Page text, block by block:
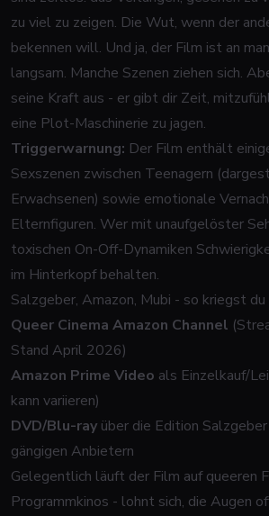
zu viel zu zeigen. Die Wut, wenn der
bekennen will. Und ja, der Film ist an
langsam. Manche Szenen ziehen sich.
seine Kraft aus - er gibt dir Zeit,
eine Plot-Maschinerie zu jagen.
Triggerwarnung: Der Film enthält
Sexszenen zwischen Teenagern
Erwachsenen) sowie emotionale
Elternfiguren. Wer mit unaufgelöster
toxischen On-Off-Dynamiken
im Hinterkopf behalten.
Salzgeber, Amazon, Mubi - so kriegst du
Queer Cinema Amazon Channel
Stand April 2026)
Amazon Prime Video als Einzelkauf/
kann variieren)
DVD/Blu-ray über die Edition
gängigen Anbietern
Gelegentlich läuft der Film auf queeren
Programmkinos - lohnt sich, die Augen